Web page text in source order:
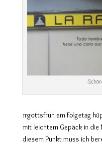
rrgottsfrüh am Folgetag
mit leichtem Gepäck in
diesem Punkt muss ich